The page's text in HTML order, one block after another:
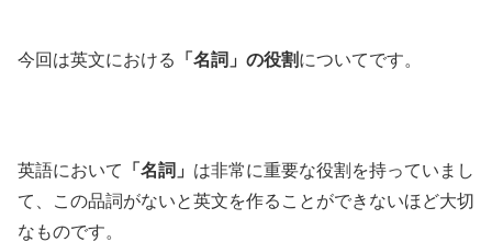
今回は英文における 「名詞」の役割についてです。
英語において 「名詞」 は非常に重要な役割を持っていまし
て、この品詞がないと英文を作ることができないほど大切
なものです。